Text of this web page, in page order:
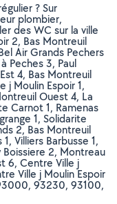
? Sur
plombier,
des WC sur la ville
2, Bas Montreuil
Air Grands Pechers
Peches 3, Paul
4, Bas Montreuil
j Moulin Espoir 1,
Ouest 4, La
Carnot 1, Ramenas
1, Solidarite
2, Bas Montreuil
Villiers Barbusse 1,
Boissiere 2, Montreau
6, Centre Ville j
Ville j Moulin Espoir
93230, 93100,